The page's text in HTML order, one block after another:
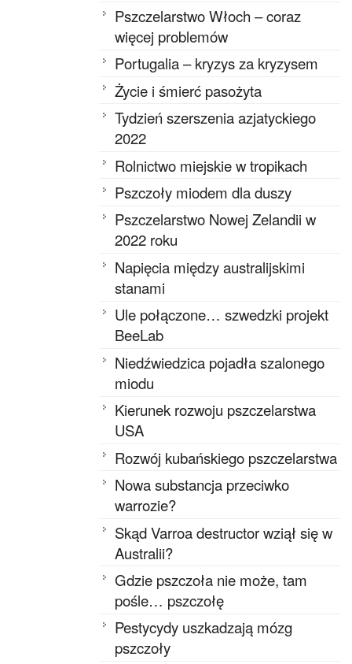
Pszczelarstwo Włoch – coraz
więcej problemów
Portugalia – kryzys za kryzysem
Życie i śmierć pasożyta
Tydzień szerszenia azjatyckiego
2022
Rolnictwo miejskie w tropikach
Pszczoły miodem dla duszy
Pszczelarstwo Nowej Zelandii w
2022 roku
Napięcia między australijskimi
stanami
Ule połączone… szwedzki projekt
BeeLab
Niedźwiedzica pojadła szalonego
miodu
Kierunek rozwoju pszczelarstwa
USA
Rozwój kubańskiego pszczelarstwa
Nowa substancja przeciwko
warrozie?
Skąd Varroa destructor wziął się w
Australii?
Gdzie pszczoła nie może, tam
pośle… pszczołę
Pestycydy uszkadzają mózg
pszczoły